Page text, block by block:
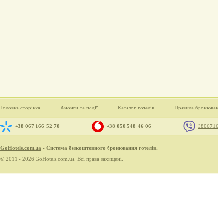
Головна сторінка Анонси та події Каталог готелів Правила
+38 067 166-52-70 +38 050 548-46-06
GoHotels.com.ua - Система безкоштовного бронювання готелів.
© 2011 - 2026 GoHotels.com.ua. Всі права захищені.